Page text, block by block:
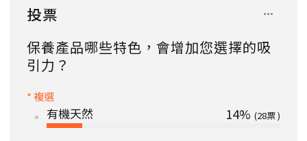
投票
保養產品哪些特色，會增加您選擇的吸
引力？
* 複選
有機天然 14% 28